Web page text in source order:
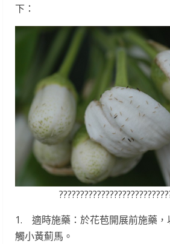
下：
1. 適時施藥：於花苞開展前施藥，
觸小黃薊馬。